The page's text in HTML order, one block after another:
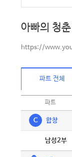
아빠의 청춘
https://
파트 전체
파트
C 합창
남성2부